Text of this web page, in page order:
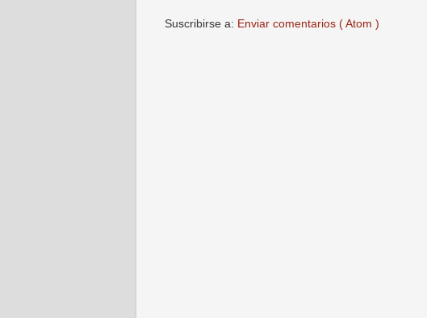
Suscribirse a: Enviar comentarios ( Atom )